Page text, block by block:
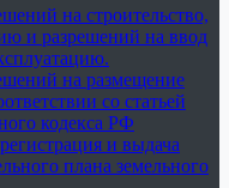
на строительство,
и разрешений на ввод
на размещение
со статьей
кодекса РФ
и выдача
плана земельного